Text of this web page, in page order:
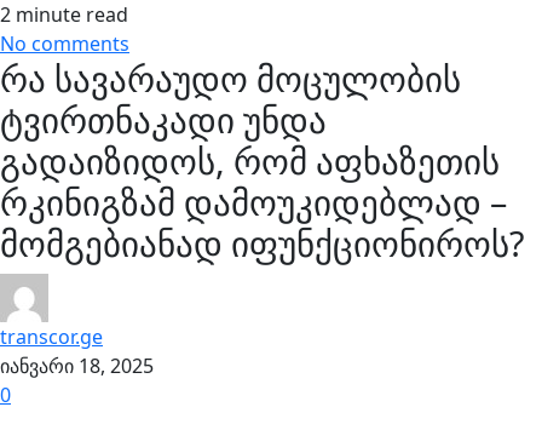
2 minute read
No comments
რა სავარაუდო მოცულობის
ტვირთნაკადი უნდა
გადაიზიდოს, რომ აფხაზეთის
რკინიგზამ დამოუკიდებლად –
მომგებიანად იფუნქციონიროს?
transcor.ge
იანვარი 18, 2025
0